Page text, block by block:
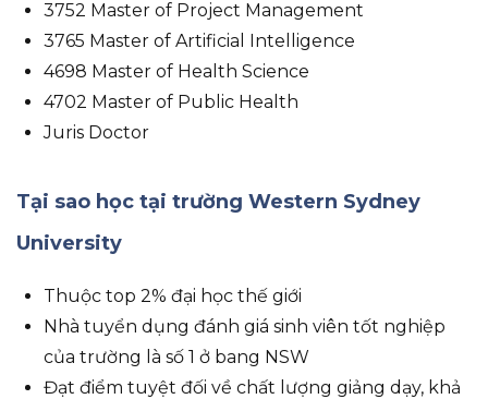
3752 Master of Project Management
3765 Master of Artificial Intelligence
4698 Master of Health Science
4702 Master of Public Health
Juris Doctor
Tại sao học tại trường Western Sydney
University
Thuộc top 2% đại học thế giới
Nhà tuyển dụng đánh giá sinh viên tốt nghiệp
của trường là số 1 ở bang NSW
Đạt điểm tuyệt đối về chất lượng giảng dạy, khả